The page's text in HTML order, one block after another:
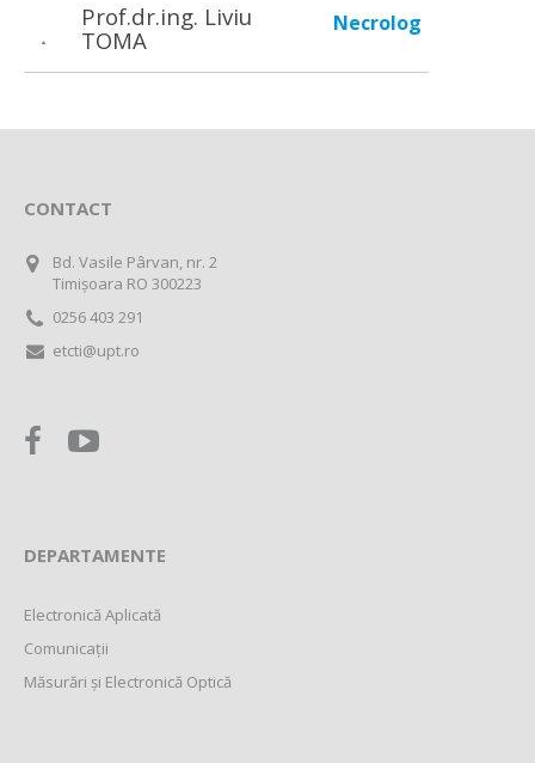
Prof.dr.ing. Liviu
TOMA
Necrolog
CONTACT
Bd. Vasile Pârvan, nr. 2
Timișoara RO 300223
0256 403 291
etcti@upt.ro
DEPARTAMENTE
Electronică Aplicată
Comunicații
Măsurări și Electronică Optică